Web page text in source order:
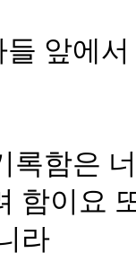
들 앞에
록함은
함이요
라